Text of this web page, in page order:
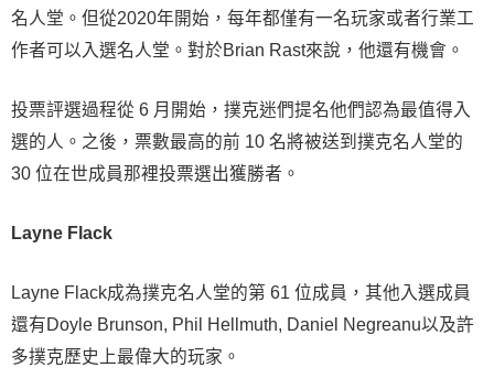
名人堂。但從2020年開始，每年都僅有一名玩家或者行業工
作者可以入選名人堂。對於Brian Rast來說，他還有機會。
投票評選過程從 6 月開始，撲克迷們提名他們認為最值得入
選的人。之後，票數最高的前 10 名將被送到撲克名人堂的
30 位在世成員那裡投票選出獲勝者。
Layne Flack
Layne Flack成為撲克名人堂的第 61 位成員，其他入選成員
還有Doyle Brunson, Phil Hellmuth, Daniel Negreanu以及許
多撲克歷史上最偉大的玩家。